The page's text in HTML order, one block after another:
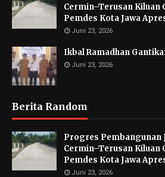
Cermin–Terusan Kiluan
Pemdes Kota Jawa
Juni 23, 2026
Ikbal Ramadhan
Juni 23, 2026
Berita Random
Progres Pembangunan
Cermin–Terusan Kiluan
Pemdes Kota Jawa
Juni 23, 2026